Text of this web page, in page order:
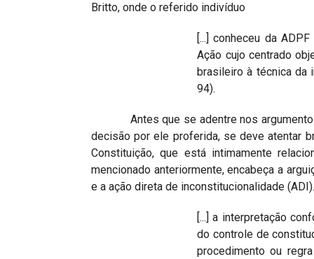
Britto, onde o referido indivíduo
[...] conheceu da
Ação cujo centrado
brasileiro à técnica da
94).
Antes que se adentre nos argumentos
decisão por ele proferida, se deve atentar
Constituição, que está intimamente
mencionado anteriormente, encabeça a
e a ação direta de inconstitucionalidade
[...] a interpretação
do controle de
procedimento ou